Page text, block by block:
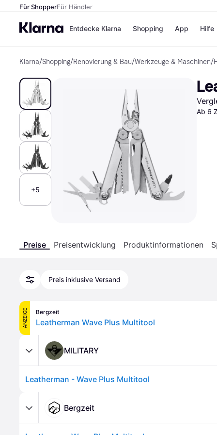
Für ShopperFür Händler
Entdecke Klarna
Zahlungsmethoden
Teilzahlungen
Bezahle in bis zu 30
Tagen
Ratenzahlung
Shopping
Shops
eBay
Temu
SHEIN
App Hilfe
Klarna/Shopping/Renovierung & Bau/Werkzeuge & Maschinen/
+5
Ab 6
Preise Preisentwicklung Produktinformationen
Preis inklusive Versand
ANZEIGE Bergzeit
Leatherman Wave Plus Multitool
MILITARY
Leatherman - Wave Plus Multitool
Bergzeit